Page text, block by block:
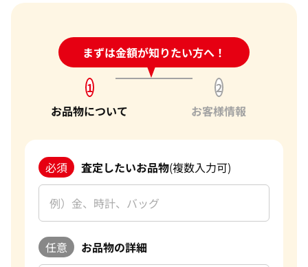
まずは金額が知りたい方へ！
24時間受付中!問い合わせフォーム
1
お品物について
2
お客様情報
必須 査定したいお品物(複数入力可)
任意 お品物の詳細